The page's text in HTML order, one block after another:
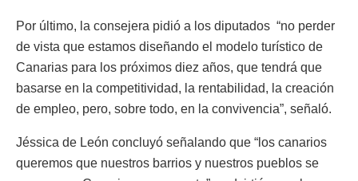
Por último, la consejera pidió a los diputados “no perder
de vista que estamos diseñando el modelo turístico de
Canarias para los próximos diez años, que tendrá que
basarse en la competitividad, la rentabilidad, la creación
de empleo, pero, sobre todo, en la convivencia”, señaló.
Jéssica de León concluyó señalando que “los canarios
queremos que nuestros barrios y nuestros pueblos se